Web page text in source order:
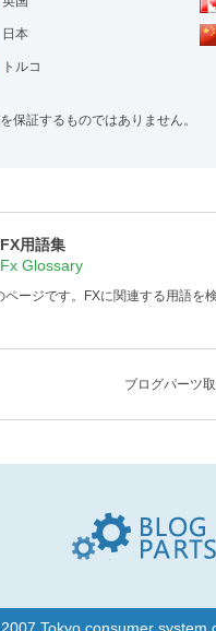
日本
トルコ
保証するものではありません。
FX用語集
Fx Glossary
ページです。FXに関連する用語を
ブログパーツ